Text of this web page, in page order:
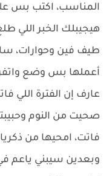
المناسب، اكتب بس
هيجيبلك الخبر اللي
طيف فين وحوارات،
أعملها بس وضع
عارف إن الفترة اللي
صحيت من النوم
فاتت، امحيها من
وبعدين سيبني ياعم